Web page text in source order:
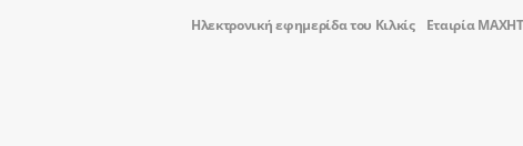
Ηλεκτρονική εφημερίδα του Κιλκίς Εταιρία